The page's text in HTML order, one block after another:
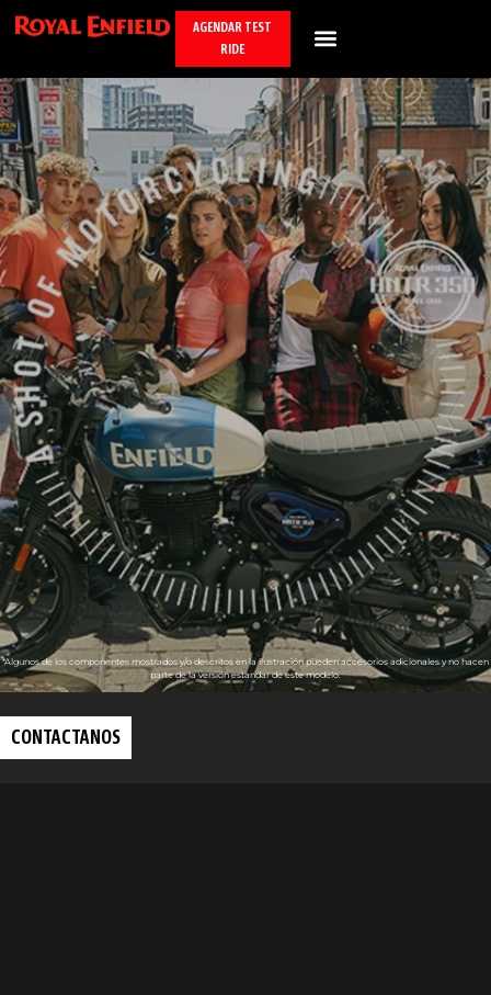
AGENDAR TEST
RIDE
*Algunos de los componentes mostrados y/o descritos en la ilustración pueden accesorios adicionales y no hacen
parte de la versión estandar de este modelo.
CONTACTANOS